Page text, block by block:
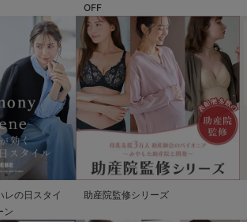
OFF
レの日スタイ
ン
助産院監修シリーズ